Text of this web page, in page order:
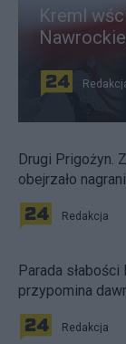
Kreml
Drugi Prigożyn.
obejrzało
Redakcja
Parada
przypomina
Redakcja